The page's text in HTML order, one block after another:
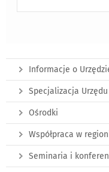
Informacje o
Specjalizacja Urzędu
Ośrodki
Współpraca w
Seminaria i